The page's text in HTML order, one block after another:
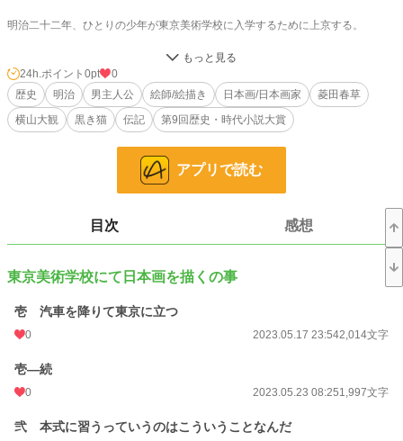
明治二十二年、ひとりの少年が東京美術学校に入学するために上京する。
岡倉天心の「光や空気を描く方法はないか」という問いに答えるために考え描か
れていく彼の作品は出品するごとに議論を巻き起こす。
伝統的な絵画の手法から一歩飛び出したような絵画技術は、革新的であるゆえに
常に酷評に晒された。
その短い人生ゆえに、成熟することがない「不熟の天才」と呼ばれた彼の歩んだ
道は決して楽ではなかっただろう。
その人は名を菱田春草(ひしだしゅんそう)という。
表紙絵はあニキ様に描いていただいたものです。
小説 228,589 位 / 228,589 件
歴史・時代
お気に入り
文字数 121,438
24h.ポイント 0pt
0
歴史
明治 男主人公 絵師/絵描き 日本画/日本画家
菱田春草
横山大観
黒き猫 伝記 第9回歴史・時代小説大賞
アプリで読む
目次 感想
東京美術学校にて日本画を描くの事
壱 汽車を降りて東京に立つ
0 2023.05.17 23:542,014文字
壱―続
0 2023.05.23 08:251,997文字
弐 本式に習うっていうのはこういうことなんだ